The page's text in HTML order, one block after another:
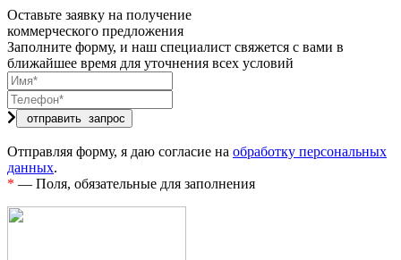
Оставьте заявку на получение
коммерческого предложения
Заполните форму, и наш специалист свяжется с вами в
ближайшее время для уточнения всех условий
Отправляя форму, я даю согласие на обработку персональных
данных.
* — Поля, обязательные для заполнения